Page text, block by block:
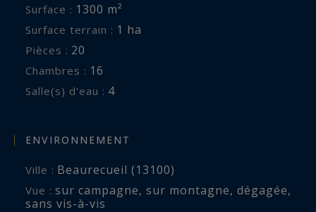
Surface : 1300 m²
Surface terrain : 1 ha
Pièces : 20
Chambres : 16
Salle(s) d'eau : 4
ENVIRONNEMENT
Ville : Beaurecueil (13100)
Vue : sur campagne, sur montagne, dégagée,
sans vis-à-vis